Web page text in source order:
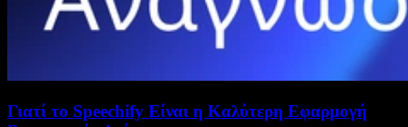
Γιατί το Speechify Είναι η Καλύτερη Εφαρμογή